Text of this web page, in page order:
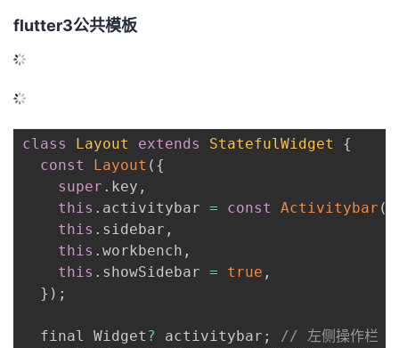
flutter3公共模板
class Layout extends StatefulWidget
{
const
Layout ( {
super . key ,
this . activitybar = const Activitybar (
this . sidebar ,
this . workbench ,
this . showSidebar = true ,
} ) ;
  final Widget
? activitybar ;
// 左侧操作栏